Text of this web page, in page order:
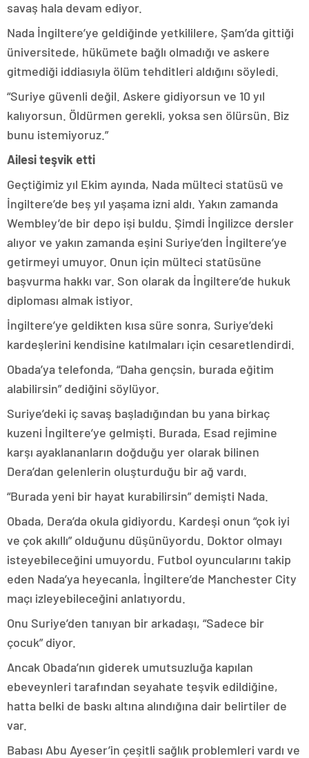
savaş hala devam ediyor.
Nada İngiltere’ye geldiğinde yetkililere, Şam’da gittiği
üniversitede, hükümete bağlı olmadığı ve askere
gitmediği iddiasıyla ölüm tehditleri aldığını söyledi.
“Suriye güvenli değil. Askere gidiyorsun ve 10 yıl
kalıyorsun. Öldürmen gerekli, yoksa sen ölürsün. Biz
bunu istemiyoruz.”
Ailesi teşvik etti
Geçtiğimiz yıl Ekim ayında, Nada mülteci statüsü ve
İngiltere’de beş yıl yaşama izni aldı. Yakın zamanda
Wembley’de bir depo işi buldu. Şimdi İngilizce dersler
alıyor ve yakın zamanda eşini Suriye’den İngiltere’ye
getirmeyi umuyor. Onun için mülteci statüsüne
başvurma hakkı var. Son olarak da İngiltere’de hukuk
diploması almak istiyor.
İngiltere’ye geldikten kısa süre sonra, Suriye’deki
kardeşlerini kendisine katılmaları için cesaretlendirdi.
Obada’ya telefonda, “Daha gençsin, burada eğitim
alabilirsin” dediğini söylüyor.
Suriye’deki iç savaş başladığından bu yana birkaç
kuzeni İngiltere’ye gelmişti. Burada, Esad rejimine
karşı ayaklananların doğduğu yer olarak bilinen
Dera’dan gelenlerin oluşturduğu bir ağ vardı.
“Burada yeni bir hayat kurabilirsin” demişti Nada.
Obada, Dera’da okula gidiyordu. Kardeşi onun “çok iyi
ve çok akıllı” olduğunu düşünüyordu. Doktor olmayı
isteyebileceğini umuyordu. Futbol oyuncularını takip
eden Nada’ya heyecanla, İngiltere’de Manchester City
maçı izleyebileceğini anlatıyordu.
Onu Suriye’den tanıyan bir arkadaşı, “Sadece bir
çocuk” diyor.
Ancak Obada’nın giderek umutsuzluğa kapılan
ebeveynleri tarafından seyahate teşvik edildiğine,
hatta belki de baskı altına alındığına dair belirtiler de
var.
Babası Abu Ayeser’in çeşitli sağlık problemleri vardı ve